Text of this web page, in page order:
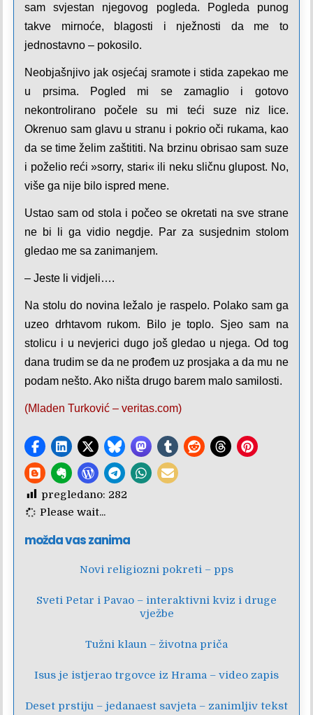
sam svjestan njegovog pogleda. Pogleda punog
takve mirnoće, blagosti i nježnosti da me to
jednostavno – pokosilo.
Neobjašnjivo jak osjećaj sramote i stida zapekao me
u prsima. Pogled mi se zamaglio i gotovo
nekontrolirano počele su mi teći suze niz lice.
Okrenuo sam glavu u stranu i pokrio oči rukama, kao
da se time želim zaštititi. Na brzinu obrisao sam suze
i poželio reći »sorry, stari« ili neku sličnu glupost. No,
više ga nije bilo ispred mene.
Ustao sam od stola i počeo se okretati na sve strane
ne bi li ga vidio negdje. Par za susjednim stolom
gledao me sa zanimanjem.
– Jeste li vidjeli….
Na stolu do novina ležalo je raspelo. Polako sam ga
uzeo drhtavom rukom. Bilo je toplo. Sjeo sam na
stolicu i u nevjerici dugo još gledao u njega. Od tog
dana trudim se da ne prođem uz prosjaka a da mu ne
podam nešto. Ako ništa drugo barem malo samilosti.
(Mladen Turković – veritas.com)
pregledano: 282
Please wait...
možda vas zanima
Novi religiozni pokreti – pps
Sveti Petar i Pavao – interaktivni kviz i druge
vježbe
Tužni klaun – životna priča
Isus je istjerao trgovce iz Hrama – video zapis
Deset prstiju – jedanaest savjeta – zanimljiv tekst